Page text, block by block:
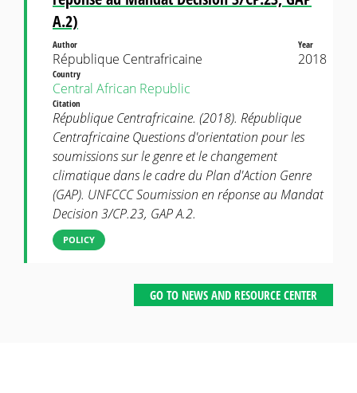
A.2)
Author
République Centrafricaine
Year
2018
Country
Central African Republic
Citation
République Centrafricaine. (2018). République
Centrafricaine Questions d'orientation pour les
soumissions sur le genre et le changement
climatique dans le cadre du Plan d'Action Genre
(GAP). UNFCCC Soumission en réponse au Mandat
Decision 3/CP.23, GAP A.2.
POLICY
GO TO NEWS AND RESOURCE CENTER